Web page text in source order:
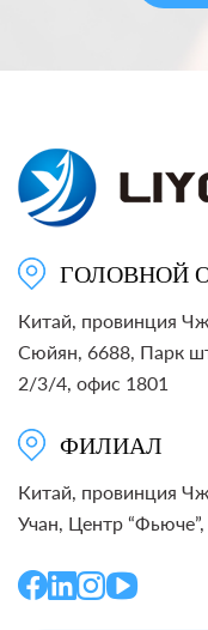
ГОЛОВНОЙ
Китай, провинция
Сюйян, 6688, Парк
2/3/4, офис 1801
ФИЛИАЛ
Китай, провинция
Учан, Центр